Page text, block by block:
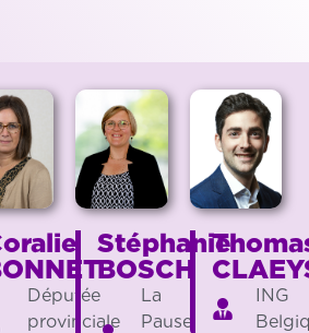
Députée
provinciale
Stéphanie
BOSCH
La
Pause
ING